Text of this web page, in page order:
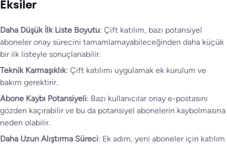
Eksiler
Daha Düşük İlk Liste Boyutu: Çift katılım, bazı potansiyel
aboneler onay sürecini tamamlamayabileceğinden daha küçük
bir ilk listeyle sonuçlanabilir.
Teknik Karmaşıklık: Çift katılımı uygulamak ek kurulum ve
bakım gerektirir.
Abone Kaybı Potansiyeli: Bazı kullanıcılar onay e-postasını
gözden kaçırabilir ve bu da potansiyel abonelerin kaybolmasına
neden olabilir.
Daha Uzun Alıştırma Süreci: Ek adım, yeni aboneler için katılım